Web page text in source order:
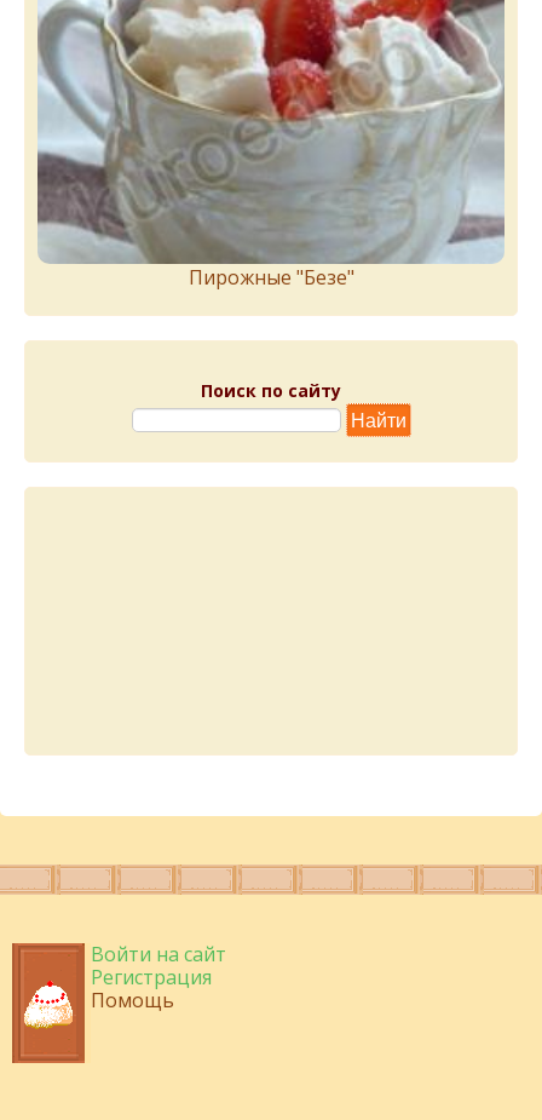
Пирожныe "Бeзe"
Поиск по сайту
Войти на сайт
Регистрация
Помощь